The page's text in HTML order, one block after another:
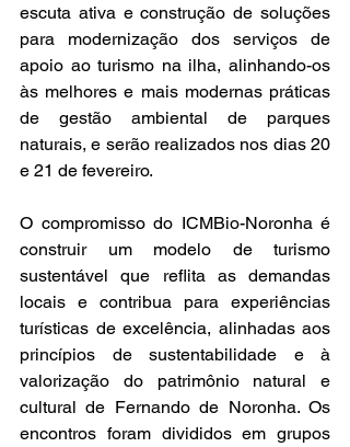
escuta ativa e construção de soluções
para modernização dos serviços de
apoio ao turismo na ilha, alinhando-os
às melhores e mais modernas práticas
de gestão ambiental de parques
naturais, e serão realizados nos dias 20
e 21 de fevereiro.
O compromisso do ICMBio-Noronha é
construir um modelo de turismo
sustentável que reflita as demandas
locais e contribua para experiências
turísticas de excelência, alinhadas aos
princípios de sustentabilidade e à
valorização do patrimônio natural e
cultural de Fernando de Noronha. Os
encontros foram divididos em grupos